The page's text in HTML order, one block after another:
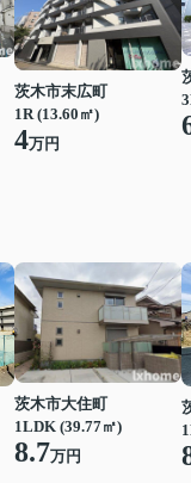
茨木市末広町
1R (13.60㎡)
4万円
茨木市大住町
1LDK (39.77㎡)
8.7万円